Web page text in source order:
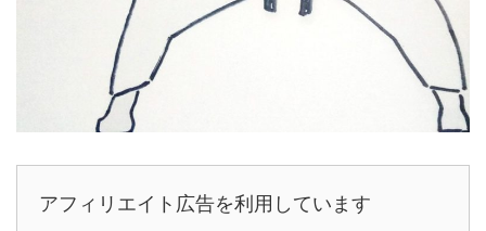
アフィリエイト広告を利用しています